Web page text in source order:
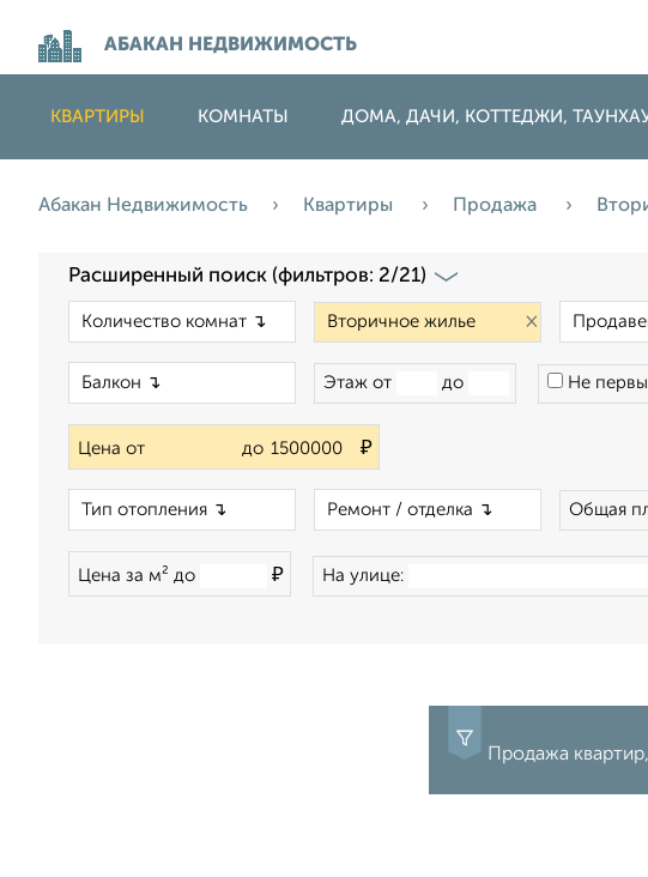
АБАКАН НЕДВИЖИМОСТЬ
КВАРТИРЫ КОМНАТЫ ДОМА, ДАЧИ, КОТТЕДЖИ,
Абакан Недвижимость Квартиры Продажа
Расширенный поиск (фильтров: 2/21)
×
Этаж от до Не
Цена от до ₽
Общая
Цена за м² до ₽ На улице:
Продажа